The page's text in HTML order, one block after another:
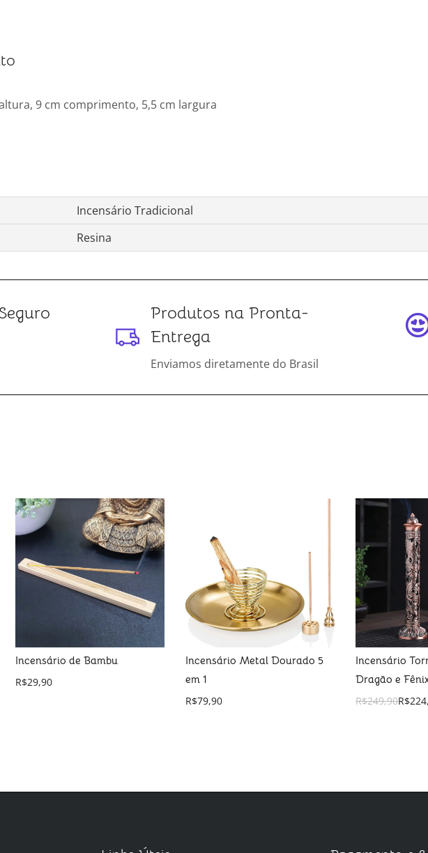
9 cm comprimento, 5,5 cm largura
Incensário Tradicional
Resina
Produtos na Pronta-
Entrega
Enviamos diretamente do Brasil
Incensário de Bambu
R$29,90
Incensário Metal Dourado 5
em 1
R$79,90
Incensário
Dragão e
R$249,90R$